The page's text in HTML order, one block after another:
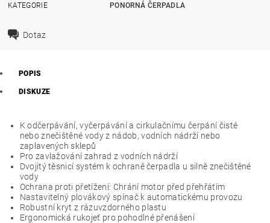
KATEGORIE
PONORNÁ ČERPADLA
Dotaz
POPIS
DISKUZE
K odčerpávání, vyčerpávání a cirkulačnímu čerpání čisté
nebo znečištěné vody z nádob, vodních nádrží nebo
zaplavených sklepů
Pro zavlažování zahrad z vodních nádrží
Dvojitý těsnicí systém k ochraně čerpadla u silně znečištěné
vody
Ochrana proti přetížení: Chrání motor před přehřátím
Nastavitelný plovákový spínač k automatickému provozu
Robustní kryt z rázuvzdorného plastu
Ergonomická rukojeť pro pohodlné přenášení